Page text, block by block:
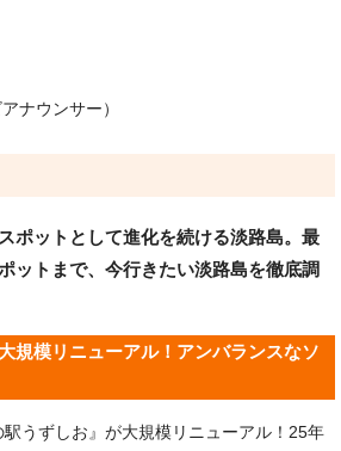
ナウンサー）
ポットとして進化を続ける淡路島。最
ットまで、今行きたい淡路島を徹底調
規模リニューアル！アンバランスなソ
うずしお』が大規模リニューアル！25年